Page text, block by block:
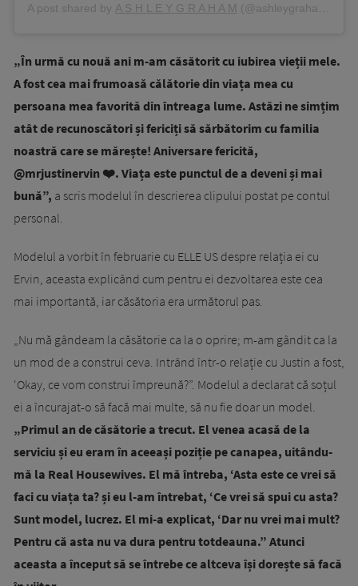
A post shared by A S H L E Y G R A H A M (@ashleygraham) on
„În urmă cu nouă ani m-am căsătorit cu iubirea vieții mele.
A fost cea mai frumoasă călătorie din viața mea cu
persoana mea favorită din întreaga lume. Astăzi ne simțim
atât de recunoscători și fericiți să sărbătorim cu familia
noastră care se mărește! Aniversare fericită,
@mrjustinervin ❤️. Viața este punctul de a deveni și mai
bună”, a scris modelul în descrierea clipului postat pe contul
personal.
Modelul a vorbit în februarie cu ELLE US despre relația ei cu
Ervin, aceasta explicând cum pentru ei dezvoltarea este cea
mai importantă, iar căsătoria era următorul pas.
„Nu mă gândeam la căsătorie ca la o oprire; m-am gândit ca la
un mod de a construi ceva. Intrând într-o relație cu Justin a fost,
‘Okay, ce vom construi împreună?”. Modelul a declarat că soțul
ei a încurajat-o să facă mai multe, să nu fie doar un model.
„Primul an de căsătorie a trecut. El venea acasă de la
serviciu și eu eram în aceeași poziție pe canapea, uitându-
mă la Real Housewives. El mă întreba, ‘Asta este ce vrei să
faci cu viața ta? și eu l-am întrebat, ‘Ce vrei să spui cu asta?
Sunt model, lucrez. El mi-a explicat, ‘Dar nu vrei mai mult?
Pentru că asta nu va dura pentru totdeauna.” Atunci
aceasta a început să se întrebe ce altceva își dorește să facă